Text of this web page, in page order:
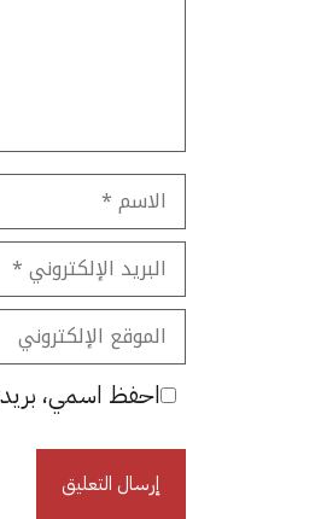
الاسم
البريد
الإلكتروني
الموقع
الإلكتروني
احفظ اسمي،